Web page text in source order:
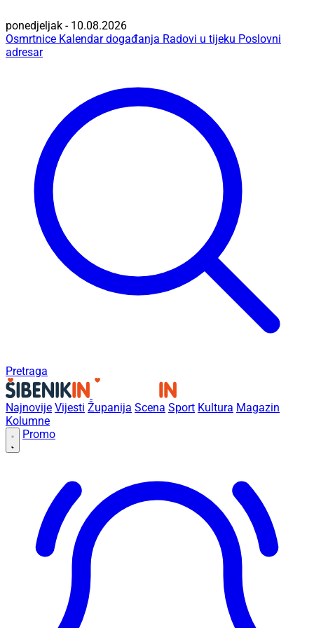
ponedjeljak - 10.08.2026
Osmrtnice Kalendar događanja Radovi u tijeku Poslovni
adresar
Pretraga
Najnovije Vijesti Županija Scena Sport Kultura Magazin
Kolumne
Promo